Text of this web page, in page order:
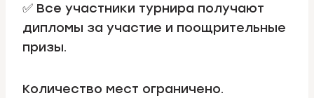
✅ Все участники турнира получают
дипломы за участие и поощрительные
призы.
Количество мест ограничено.